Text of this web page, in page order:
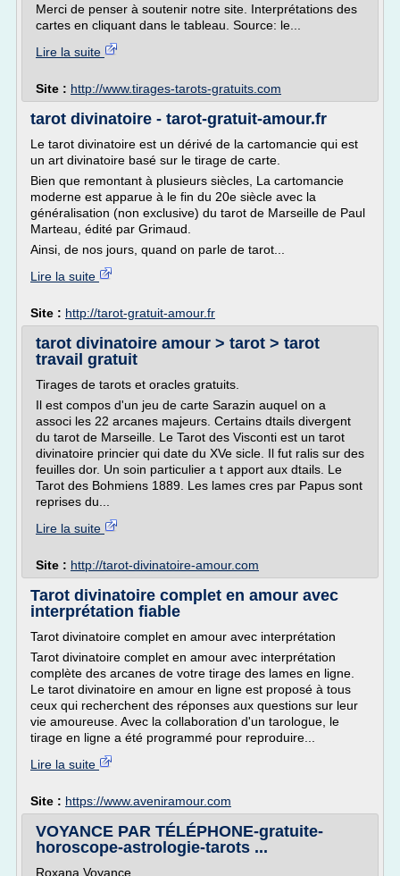
Merci de penser à soutenir notre site. Interprétations des
cartes en cliquant dans le tableau. Source: le...
Lire la suite
Site : http://www.tirages-tarots-gratuits.com
tarot divinatoire - tarot-gratuit-amour.fr
Le tarot divinatoire est un dérivé de la cartomancie qui est
un art divinatoire basé sur le tirage de carte.
Bien que remontant à plusieurs siècles, La cartomancie
moderne est apparue à le fin du 20e siècle avec la
généralisation (non exclusive) du tarot de Marseille de Paul
Marteau, édité par Grimaud.
Ainsi, de nos jours, quand on parle de tarot...
Lire la suite
Site : http://tarot-gratuit-amour.fr
tarot divinatoire amour > tarot > tarot
travail gratuit
Tirages de tarots et oracles gratuits.
Il est compos d'un jeu de carte Sarazin auquel on a
associ les 22 arcanes majeurs. Certains dtails divergent
du tarot de Marseille. Le Tarot des Visconti est un tarot
divinatoire princier qui date du XVe sicle. Il fut ralis sur des
feuilles dor. Un soin particulier a t apport aux dtails. Le
Tarot des Bohmiens 1889. Les lames cres par Papus sont
reprises du...
Lire la suite
Site : http://tarot-divinatoire-amour.com
Tarot divinatoire complet en amour avec
interprétation fiable
Tarot divinatoire complet en amour avec interprétation
Tarot divinatoire complet en amour avec interprétation
complète des arcanes de votre tirage des lames en ligne.
Le tarot divinatoire en amour en ligne est proposé à tous
ceux qui recherchent des réponses aux questions sur leur
vie amoureuse. Avec la collaboration d'un tarologue, le
tirage en ligne a été programmé pour reproduire...
Lire la suite
Site : https://www.aveniramour.com
VOYANCE PAR TÉLÉPHONE-gratuite-
horoscope-astrologie-tarots ...
Roxana Voyance